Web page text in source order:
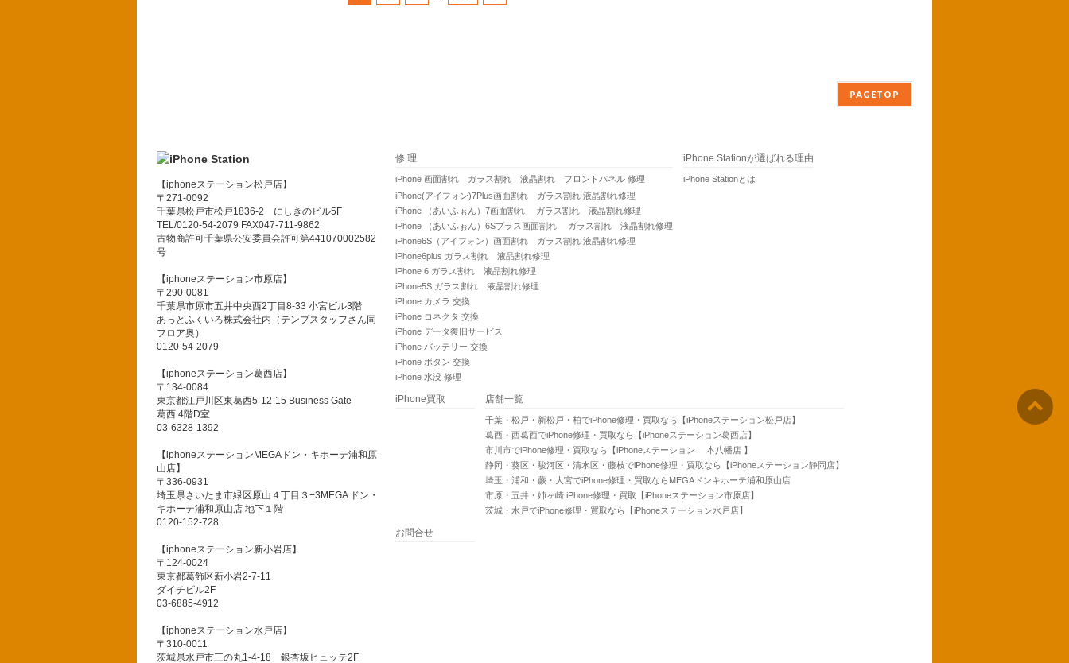
PAGETOP
【iphoneステーション松戸店】
〒271-0092
千葉県松戸市松戸1836-2 にしきのビル5F
TEL/0120-54-2079 FAX047-711-9862
古物商許可千葉県公安委員会許可第441070002582
号
【iphoneステーション市原店】
〒290-0081
千葉県市原市五井中央西2丁目8-33 小宮ビル3階
あっとふくいろ株式会社内（テンプスタッフさん同
フロア奥）
0120-54-2079
【iphoneステーション葛西店】
〒134-0084
東京都江戸川区東葛西5-12-15 Business Gate
葛西 4階D室
03-6328-1392
【iphoneステーションMEGAドン・キホーテ浦和原
山店】
〒336-0931
埼玉県さいたま市緑区原山４丁目３−3MEGA ドン・
キホーテ浦和原山店 地下１階
0120-152-728
【iphoneステーション新小岩店】
〒124-0024
東京都葛飾区新小岩2-7-11
ダイチビル2F
03-6885-4912
【iphoneステーション水戸店】
〒310-0011
茨城県水戸市三の丸1-4-18 銀杏坂ヒュッテ2F
修 理
iPhone 画面割れ ガラス割れ 液晶割れ フロントパネル 修理
iPhone(アイフォン)7Plus画面割れ ガラス割れ 液晶割れ修理
iPhone （あいふぉん）7画面割れ ガラス割れ 液晶割れ修理
iPhone （あいふぉん）6Sプラス画面割れ ガラス割れ 液晶割れ修理
iPhone6S（アイフォン）画面割れ ガラス割れ 液晶割れ修理
iPhone6plus ガラス割れ 液晶割れ修理
iPhone 6 ガラス割れ 液晶割れ修理
iPhone5S ガラス割れ 液晶割れ修理
iPhone カメラ 交換
iPhone コネクタ 交換
iPhone データ復旧サービス
iPhone バッテリー 交換
iPhone ボタン 交換
iPhone 水没 修理
iPhone Stationが選ばれる理由
iPhone Stationとは
iPhone買取 店舗一覧
千葉・松戸・新松戸・柏でiPhone修理・買取なら【iPhoneステーション松戸店】
葛西・西葛西でiPhone修理・買取なら【iPhoneステーション葛西店】
市川市でiPhone修理・買取なら【iPhoneステーション 本八幡店 】
静岡・葵区・駿河区・清水区・藤枝でiPhone修理・買取なら【iPhoneステーション静岡店】
埼玉・浦和・蕨・大宮でiPhone修理・買取ならMEGAドンキホーテ浦和原山店
市原・五井・姉ヶ崎 iPhone修理・買取【iPhoneステーション市原店】
茨城・水戸でiPhone修理・買取なら【iPhoneステーション水戸店】
お問合せ